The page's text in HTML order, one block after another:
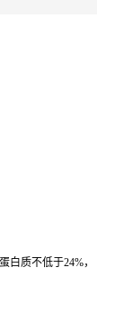
白质不低于24%，